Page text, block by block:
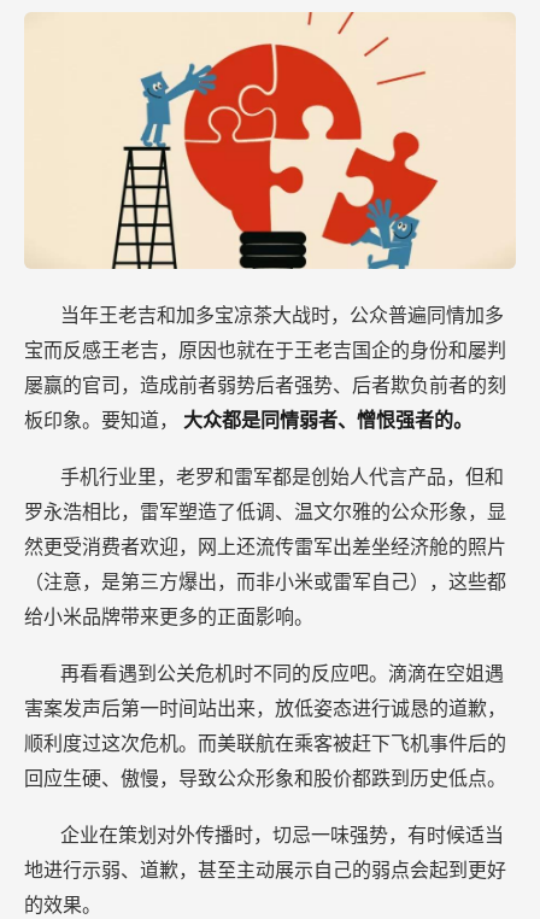
当年王老吉和加多宝凉茶大战时，公众普遍同情加多
宝而反感王老吉，原因也就在于王老吉国企的身份和屡判
屡赢的官司，造成前者弱势后者强势、后者欺负前者的刻
板印象。要知道， 大众都是同情弱者、憎恨强者的。
手机行业里，老罗和雷军都是创始人代言产品，但和
罗永浩相比，雷军塑造了低调、温文尔雅的公众形象，显
然更受消费者欢迎，网上还流传雷军出差坐经济舱的照片
（注意，是第三方爆出，而非小米或雷军自己），这些都
给小米品牌带来更多的正面影响。
再看看遇到公关危机时不同的反应吧。滴滴在空姐遇
害案发声后第一时间站出来，放低姿态进行诚恳的道歉，
顺利度过这次危机。而美联航在乘客被赶下飞机事件后的
回应生硬、傲慢，导致公众形象和股价都跌到历史低点。
企业在策划对外传播时，切忌一味强势，有时候适当
地进行示弱、道歉，甚至主动展示自己的弱点会起到更好
的效果。